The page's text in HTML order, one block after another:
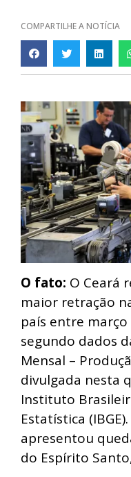
COMPARTILHE A NOTÍCIA
O fato: O Ceará
maior retração
país entre
segundo dados
Mensal –
divulgada nesta
Instituto
Estatística
apresentou
do Espírito